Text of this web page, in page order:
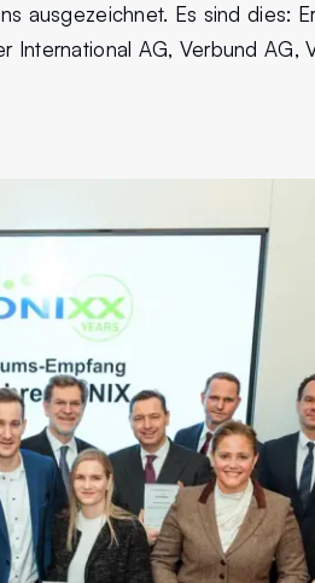
ausgezeichnet. Es sind dies:
International AG, Verbund AG,